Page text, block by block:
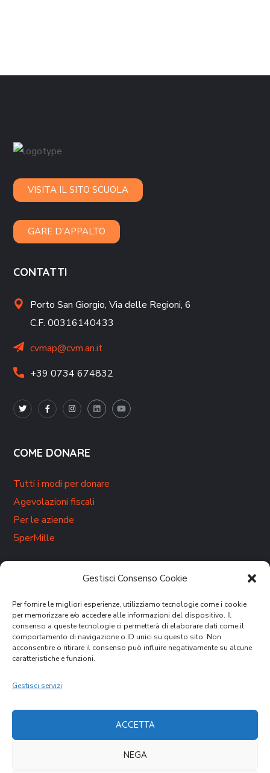
Gestisci Consenso Cookie
Per fornire le migliori esperienze, utilizziamo tecnologie come i cookie
per memorizzare e/o accedere alle informazioni del dispositivo. Il
consenso a queste tecnologie ci permetterà di elaborare dati come il
comportamento di navigazione o ID unici su questo sito. Non
acconsentire o ritirare il consenso può influire negativamente su alcune
caratteristiche e funzioni.
Gestisci servizi
ACCETTA
NEGA
VISITA IL SITO SCUOLA
GARE D'APPALTO
CONTATTI
Porto San Giorgio,Via delle Regioni, 6
C.F. 00316140433
cvmap@cvm.an.it
+39 0734 674832
COME DONARE
Tutti i modi per donare
Agevolazioni fiscali
Per le aziende
5perMille
Rimani aggiornato sulle nostre attività.
ISCRIVITI ALLA
NEWSLETTER